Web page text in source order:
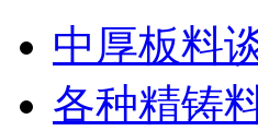
中厚板料
各种精铸